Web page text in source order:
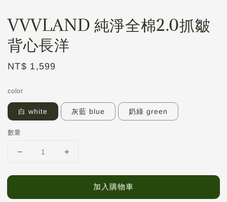
VVVLAND 純淨全棉2.0抓皺
背心長洋
Regular
NT$ 1,599
color
白 white 灰藍 blue 奶綠 green
數量
加入購物車